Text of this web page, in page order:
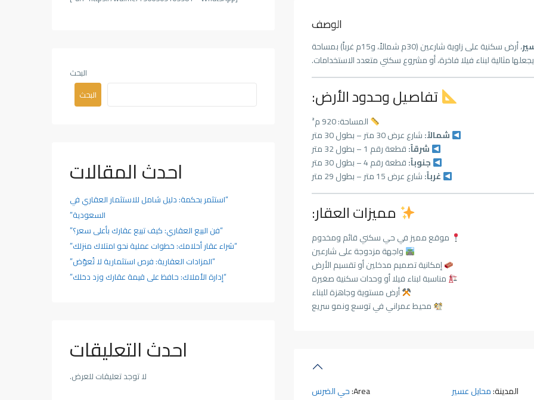
الوصف
، أرض سكنية على زاوية شارعين (30م شمالاً، و15م غرباً) بمساحة
مثالية لبناء فيلا فاخرة، أو مشروع سكني متعدد الاستخدامات.
تفاصيل وحدود الأرض:
المساحة: 920 م²
شمالاً:شارع عرض 30 متر – بطول 30 متر
شرقاً:قطعة رقم 1 – بطول 32 متر
جنوباً:قطعة رقم 4 – بطول 30 متر
غرباً:شارع عرض 15 متر – بطول 29 متر
مميزات العقار:
موقع مميز في حي سكني قائم ومخدوم
واجهة مزدوجة على شارعين
إمكانية تصميم مدخلين أو تقسيم الأرض
مناسبة لبناء فيلا أو وحدات سكنية صغيرة
أرض مستوية وجاهزة للبناء
محيط عمراني في توسع ونمو سريع
المدينة:محايل عسير Area: حي الضرس
البحث
البحث
احدث المقالات
“استثمر بحكمة: دليل شامل للاستثمار العقاري في
السعودية”
“فن البيع العقاري: كيف تبيع عقارك بأعلى سعر؟”
“شراء عقار أحلامك: خطوات عملية نحو امتلاك منزلك”
“المزادات العقارية: فرص استثمارية لا تُعوّض”
“إدارة الأملاك: حافظ على قيمة عقارك وزد دخلك”
احدث التعليقات
لا توجد تعليقات للعرض.